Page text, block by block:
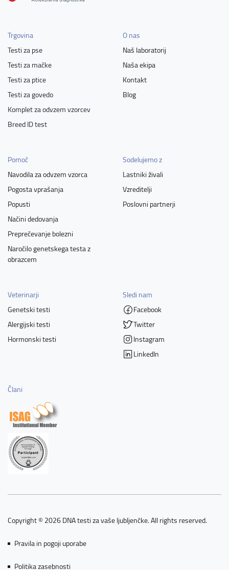
Trgovina
Testi za pse
Testi za mačke
Testi za ptice
Testi za govedo
Komplet za odvzem vzorcev
Breed ID test
O nas
Naš laboratorij
Naša ekipa
Kontakt
Blog
Pomoč
Navodila za odvzem vzorca
Pogosta vprašanja
Popusti
Načini dedovanja
Preprečevanje bolezni
Naročilo genetskega testa z
obrazcem
Sodelujemo z
Lastniki živali
Vzreditelji
Poslovni partnerji
Veterinarji
Genetski testi
Alergijski testi
Hormonski testi
Sledi nam
Facebook
Twitter
Instagram
LinkedIn
Člani
Copyright © 2026 DNA testi za vaše ljubljenčke. All rights reserved.
Pravila in pogoji uporabe
Politika zasebnosti